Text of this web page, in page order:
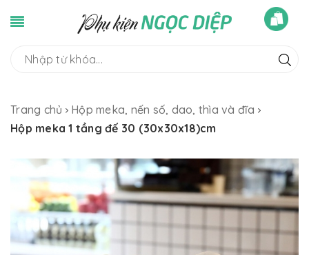
Trang chủ
Hộp meka, nến số, dao, thìa và đĩa
Hộp meka 1 tầng đế 30 (30x30x18)cm